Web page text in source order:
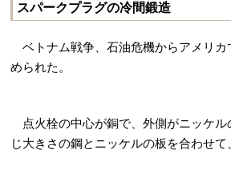
スパークプラグの冷間鍛造
ベトナム戦争、石油危機からアメリカ
められた。
点火栓の中心が銅で、外側がニッケル
じ大きさの鋼とニッケルの板を合わせ